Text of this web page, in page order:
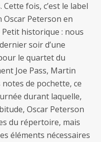
fois, c’est le label
Peterson en
historique : nous
soir d’une
le quartet du
Joe Pass, Martin
de pochette, ce
durant laquelle,
Oscar Peterson
du répertoire, mais
éléments nécessaires